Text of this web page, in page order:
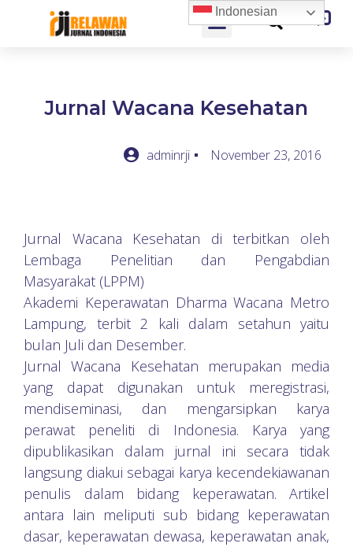
Jurnal Wacana Kesehatan
adminrji November 23, 2016
Jurnal Wacana Kesehatan di terbitkan oleh
Lembaga Penelitian dan Pengabdian
Masyarakat (LPPM)
Akademi Keperawatan Dharma Wacana Metro
Lampung, terbit 2 kali dalam setahun yaitu
bulan Juli dan Desember.
Jurnal Wacana Kesehatan merupakan media
yang dapat digunakan untuk meregistrasi,
mendiseminasi, dan mengarsipkan karya
perawat peneliti di Indonesia. Karya yang
dipublikasikan dalam jurnal ini secara tidak
langsung diakui sebagai karya kecendekiawanan
penulis dalam bidang keperawatan. Artikel
antara lain meliputi sub bidang keperawatan
dasar, keperawatan dewasa, keperawatan anak,
Indonesian